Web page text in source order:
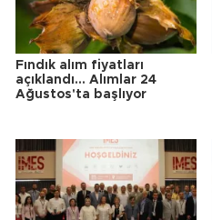
Fındık alım fiyatları
açıklandı... Alımlar 24
Ağustos'ta başlıyor